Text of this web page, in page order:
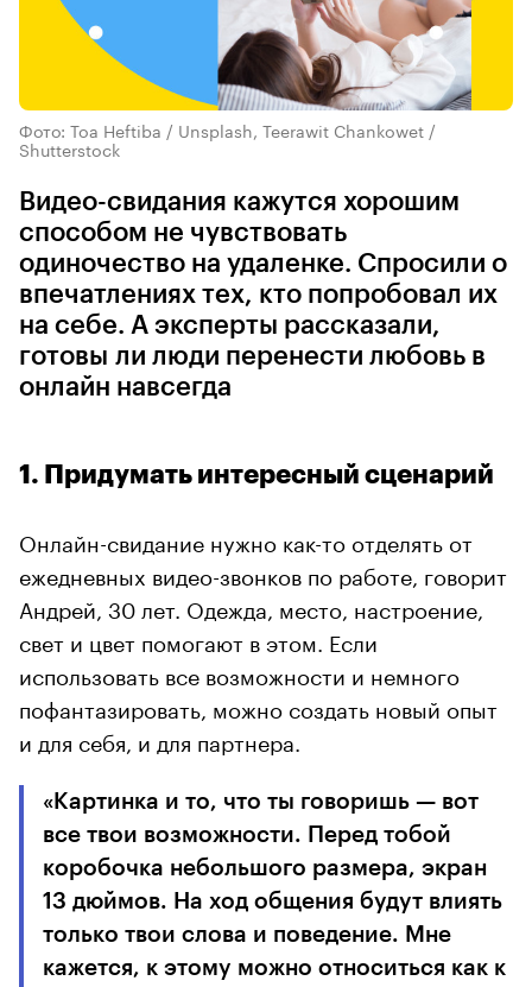
Фото: Toa Heftiba / Unsplash, Teerawit Chankowet /
Shutterstock
Видео-свидания кажутся хорошим
способом не чувствовать
одиночество на удаленке. Спросили о
впечатлениях тех, кто попробовал их
на себе. А эксперты рассказали,
готовы ли люди перенести любовь в
онлайн навсегда
1. Придумать интересный сценарий
Онлайн-свидание нужно как-то отделять от
ежедневных видео-звонков по работе, говорит
Андрей, 30 лет. Одежда, место, настроение,
свет и цвет помогают в этом. Если
использовать все возможности и немного
пофантазировать, можно создать новый опыт
и для себя, и для партнера.
«Картинка и то, что ты говоришь — вот
все твои возможности. Перед тобой
коробочка небольшого размера, экран
13 дюймов. На ход общения будут влиять
только твои слова и поведение. Мне
кажется, к этому можно относиться как к